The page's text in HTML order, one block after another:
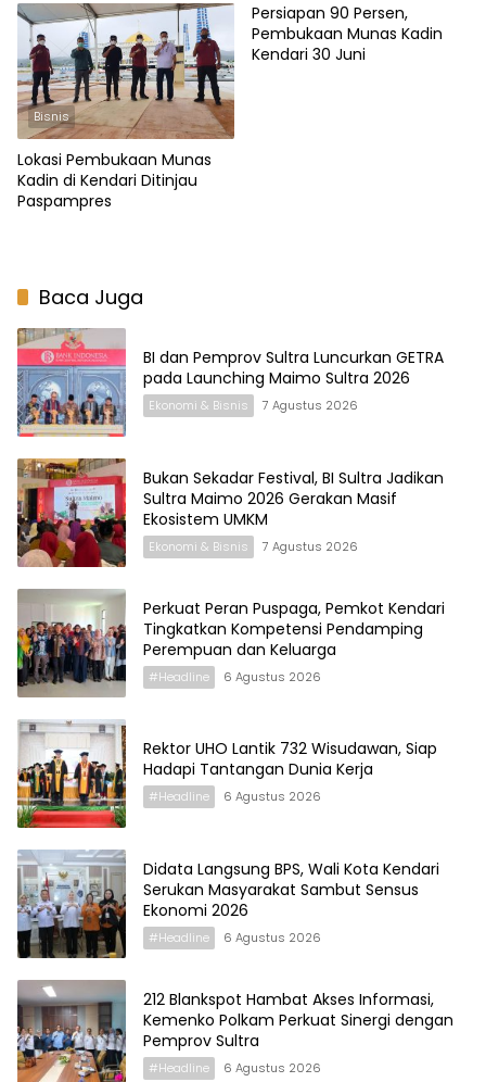
Bisnis
Lokasi Pembukaan Munas
Kadin di Kendari Ditinjau
Paspampres
Persiapan 90 Persen,
Pembukaan Munas Kadin
Kendari 30 Juni
Baca Juga
BI dan Pemprov Sultra Luncurkan GETRA
pada Launching Maimo Sultra 2026
Ekonomi & Bisnis 7 Agustus 2026
Bukan Sekadar Festival, BI Sultra Jadikan
Sultra Maimo 2026 Gerakan Masif
Ekosistem UMKM
Ekonomi & Bisnis 7 Agustus 2026
Perkuat Peran Puspaga, Pemkot Kendari
Tingkatkan Kompetensi Pendamping
Perempuan dan Keluarga
#Headline 6 Agustus 2026
Rektor UHO Lantik 732 Wisudawan, Siap
Hadapi Tantangan Dunia Kerja
#Headline 6 Agustus 2026
Didata Langsung BPS, Wali Kota Kendari
Serukan Masyarakat Sambut Sensus
Ekonomi 2026
#Headline 6 Agustus 2026
212 Blankspot Hambat Akses Informasi,
Kemenko Polkam Perkuat Sinergi dengan
Pemprov Sultra
#Headline 6 Agustus 2026